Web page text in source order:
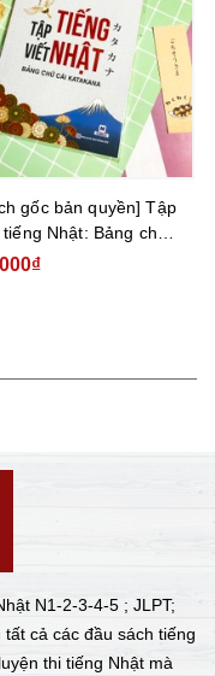
gốc bản quyền] Tập
Nhật: Bảng chữ
N1-2-3-4-5 ; JLPT;
cả các đầu sách tiếng
thi tiếng Nhật mà